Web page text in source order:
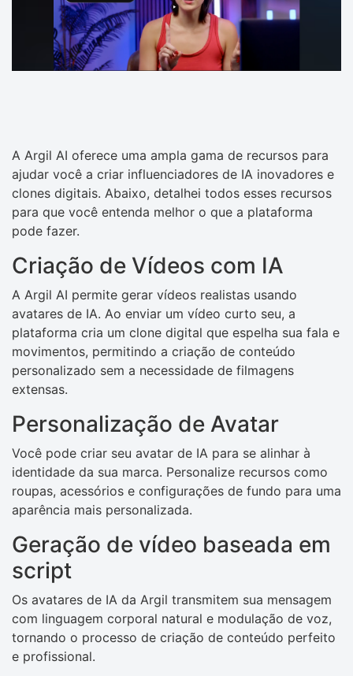
A Argil AI oferece uma ampla gama de recursos para
ajudar você a criar influenciadores de IA inovadores e
clones digitais. Abaixo, detalhei todos esses recursos
para que você entenda melhor o que a plataforma
pode fazer.
Criação de Vídeos com IA
A Argil AI permite gerar vídeos realistas usando
avatares de IA. Ao enviar um vídeo curto seu, a
plataforma cria um clone digital que espelha sua fala e
movimentos, permitindo a criação de conteúdo
personalizado sem a necessidade de filmagens
extensas.
Personalização de Avatar
Você pode criar seu avatar de IA para se alinhar à
identidade da sua marca. Personalize recursos como
roupas, acessórios e configurações de fundo para uma
aparência mais personalizada.
Geração de vídeo baseada em
script
Os avatares de IA da Argil transmitem sua mensagem
com linguagem corporal natural e modulação de voz,
tornando o processo de criação de conteúdo perfeito
e profissional.